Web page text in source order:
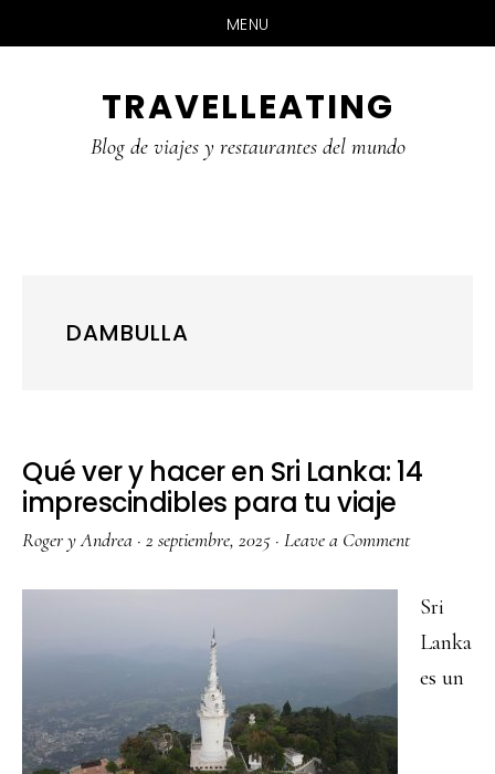
MENU
TRAVELLEATING
Blog de viajes y restaurantes del mundo
DAMBULLA
Qué ver y hacer en Sri Lanka: 14
imprescindibles para tu viaje
Roger y Andrea · 2 septiembre, 2025 · Leave a Comment
Sri
Lanka
es un